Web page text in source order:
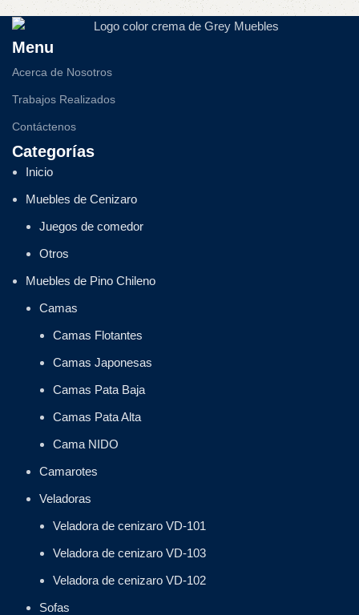
Menu
Acerca de Nosotros
Trabajos Realizados
Contáctenos
Categorías
Inicio
Muebles de Cenizaro
Juegos de comedor
Otros
Muebles de Pino Chileno
Camas
Camas Flotantes
Camas Japonesas
Camas Pata Baja
Camas Pata Alta
Cama NIDO
Camarotes
Veladoras
Veladora de cenizaro VD-101
Veladora de cenizaro VD-103
Veladora de cenizaro VD-102
Sofas